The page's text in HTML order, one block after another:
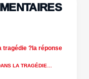
tragédie ?la réponse
LA TRAGÉDIE…